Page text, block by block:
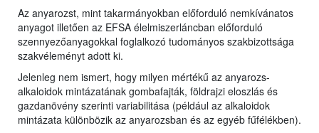
Az anyarozst, mint takarmányokban előforduló nemkívánatos
anyagot illetően az EFSA élelmiszerláncban előforduló
szennyezőanyagokkal foglalkozó tudományos szakbizottsága
szakvéleményt adott ki.
Jelenleg nem ismert, hogy milyen mértékű az anyarozs-
alkaloidok mintázatának gombafajták, földrajzi eloszlás és
gazdanövény szerinti variabilitása (például az alkaloidok
mintázata különbözik az anyarozsban és az egyéb fűfélékben).